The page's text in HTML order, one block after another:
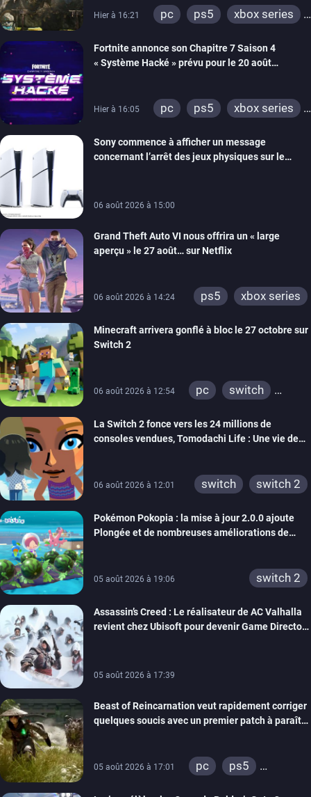
Hier à 16:21 pc ps5
xbox series
Fortnite annonce son Chapitre 7 Saison 4
« Système Hacké » prévu pour le 20 août
Hier à 16:05 pc ps5
xbox series
ps4
xbox one
switch 2
Sony commence à afficher un message
concernant l’arrêt des jeux physiques sur le
06 août 2026 à 15:00
Grand Theft Auto VI nous offrira un « large
aperçu » le 27 août… sur Netflix
06 août 2026 à 14:24 ps5 xbox series
Minecraft arrivera gonflé à bloc le 27 octobre sur
Switch 2
06 août 2026 à 12:54 pc
switch
xbox one
wiiu
3ds
ps3
switch 2
La Switch 2 fonce vers les 24 millions de
consoles vendues, Tomodachi Life : Une vie de
06 août 2026 à 12:01 switch switch 2
Pokémon Pokopia : la mise à jour 2.0.0 ajoute
Plongée et de nombreuses améliorations de
05 août 2026 à 19:06 switch 2
Assassin’s Creed : Le réalisateur de AC Valhalla
revient chez Ubisoft pour devenir Game Director
05 août 2026 à 17:39
Beast of Reincarnation veut rapidement corriger
quelques soucis avec un premier patch à paraître
05 août 2026 à 17:01 pc
ps5